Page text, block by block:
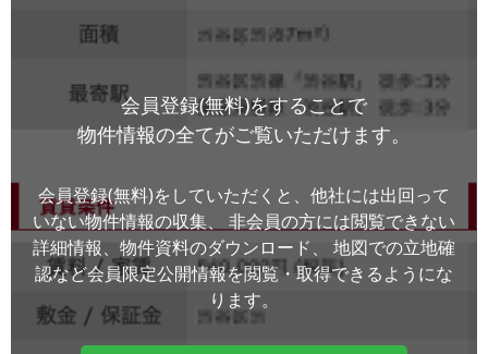
会員登録(無料)をすることで
物件情報の全てがご覧いただけます。
会員登録(無料)をしていただくと、他社には出回って
いない物件情報の収集、
非会員の方には閲覧できない
詳細情報、物件資料のダウンロード、
地図での立地確
認など会員限定公開情報を閲覧・取得できるようにな
ります。